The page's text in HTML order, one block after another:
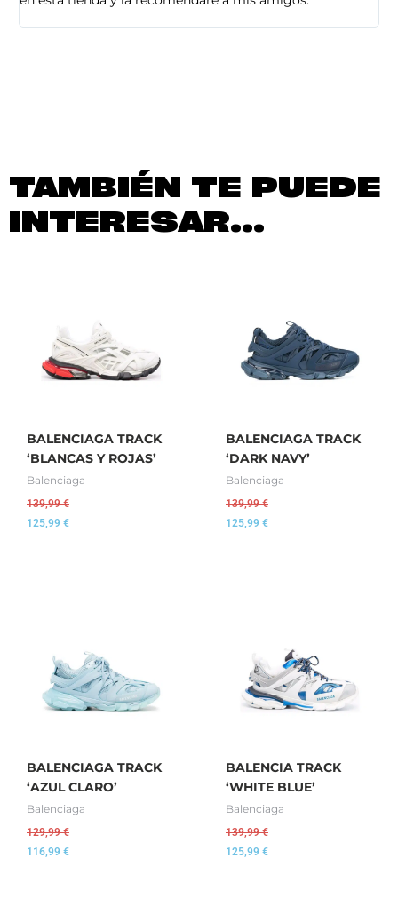
TAMBIÉN TE PUEDE
INTERESAR...
BALENCIAGA TRACK
‘BLANCAS Y ROJAS’
Balenciaga
139,99€
125,99 €
BALENCIAGA TRACK
‘DARK NAVY’
Balenciaga
139,99€
125,99 €
BALENCIAGA TRACK
‘AZUL CLARO’
Balenciaga
129,99€
116,99 €
BALENCIA TRACK
‘WHITE BLUE’
Balenciaga
139,99€
125,99 €